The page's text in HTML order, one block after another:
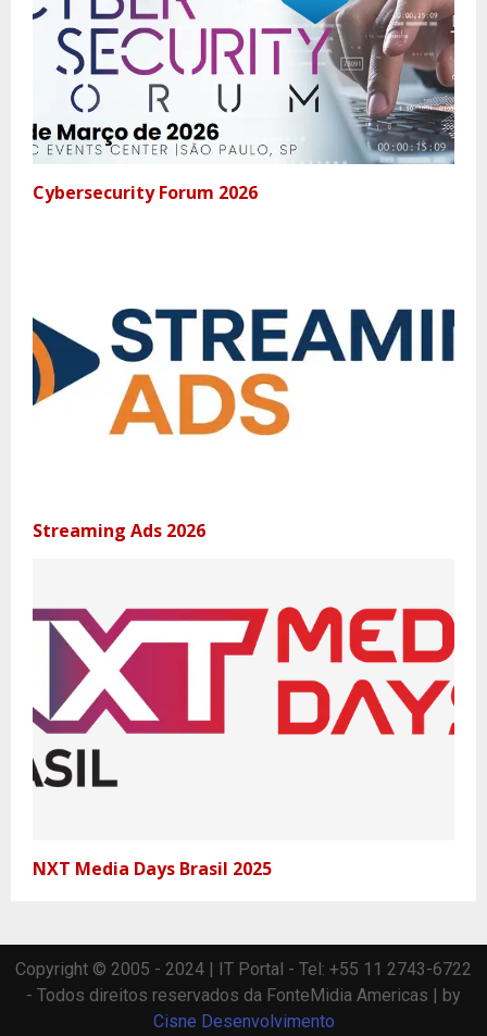
Cybersecurity Forum 2026
Streaming Ads 2026
NXT Media Days Brasil 2025
Copyright © 2005 - 2024 | IT Portal - Tel: +55 11 2743-6722
- Todos direitos reservados da FonteMidia Americas | by
Cisne Desenvolvimento